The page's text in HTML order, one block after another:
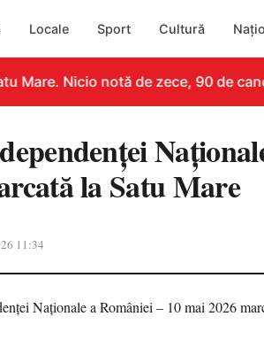
Locale Sport Cultură
Mare. Nicio notă de zece, 90 de
la Satu Mare
11:34